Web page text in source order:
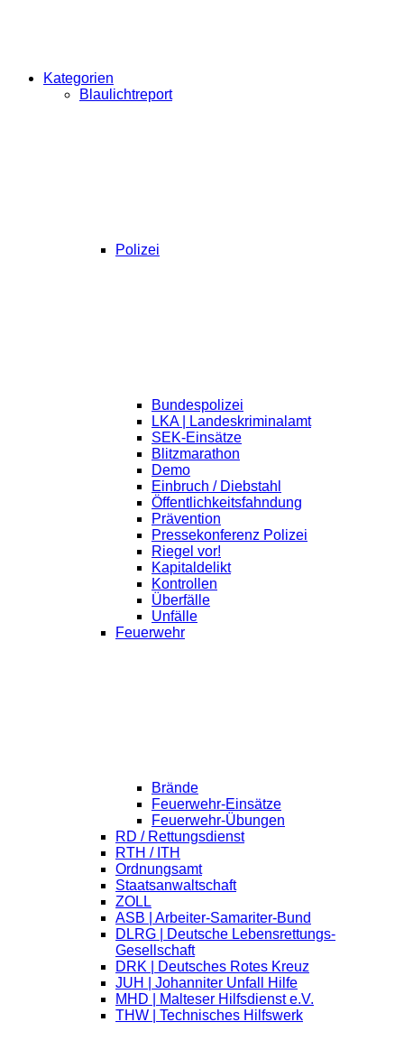
Kategorien
Blaulichtreport
Polizei
Bundespolizei
LKA | Landeskriminalamt
SEK-Einsätze
Blitzmarathon
Demo
Einbruch / Diebstahl
Öffentlichkeitsfahndung
Prävention
Pressekonferenz Polizei
Riegel vor!
Kapitaldelikt
Kontrollen
Überfälle
Unfälle
Feuerwehr
Brände
Feuerwehr-Einsätze
Feuerwehr-Übungen
RD / Rettungsdienst
RTH / ITH
Ordnungsamt
Staatsanwaltschaft
ZOLL
ASB | Arbeiter-Samariter-Bund
DLRG | Deutsche Lebensrettungs-
Gesellschaft
DRK | Deutsches Rotes Kreuz
JUH | Johanniter Unfall Hilfe
MHD | Malteser Hilfsdienst e.V.
THW | Technisches Hilfswerk